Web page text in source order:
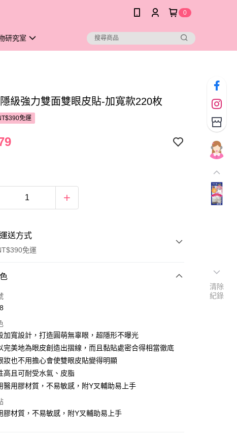
0
研究室
級強力雙面雙眼皮貼-加寬款220枚
免運
送方式
免運
付款
加寬設計，打造圓萌無辜眼，超隱形不曝光
完美地為眼皮創造出摺線，而且黏貼處密合得相當徹底
妝也不用擔心會使雙眼皮貼變得明顯
高且可耐受水氣、皮脂
醫用膠材質，不易敏感，附Y叉輔助易上手
膠材質，不易敏感，附Y叉輔助易上手
清除
紀錄